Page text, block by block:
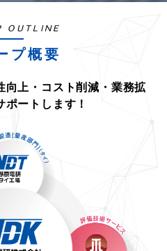
OUTLINE
プ概要
向上・コスト削減・業務拡
ートします！